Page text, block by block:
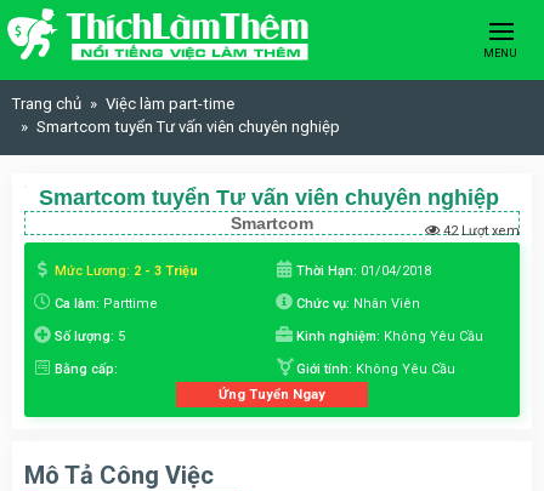
Skip to content
MENU
Trang chủ
Việc làm part-time
Smartcom tuyển Tư vấn viên chuyên nghiệp
Smartcom tuyển Tư vấn viên chuyên nghiệp
Smartcom 42 Lượt xem
Mức Lương: 2 - 3 Triệu Thời Hạn: 01/04/2018
Ca làm: Parttime Chức vụ: Nhân Viên
Số lượng: 5 Kinh nghiệm: Không Yêu Cầu
Bằng cấp: Giới tính: Không Yêu Cầu
Ứng Tuyển Ngay
Mô Tả Công Việc